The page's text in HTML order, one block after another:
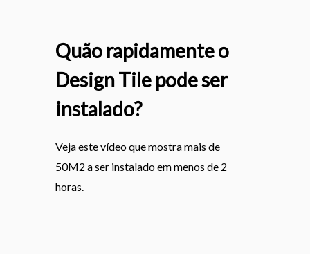
Quão rapidamente o
Design Tile pode ser
instalado?
Veja este vídeo que mostra mais de
50M2 a ser instalado em menos de 2
horas.